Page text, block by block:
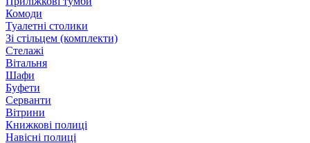
Комоди
Туалетні столики
Зі стільцем (комплекти)
Стелажі
Вітальня
Шафи
Буфети
Серванти
Вітрини
Книжкові полиці
Навісні полиці